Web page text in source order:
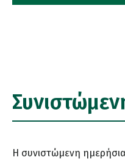
Η συνιστώμενη